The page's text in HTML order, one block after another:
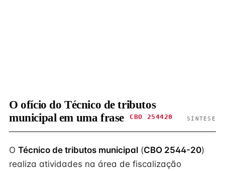
O ofício do Técnico de tributos
municipal em uma frase
CBO 254420 SÍNTESE
O Técnico de tributos municipal (CBO 2544-20)
realiza atividades na área de fiscalização